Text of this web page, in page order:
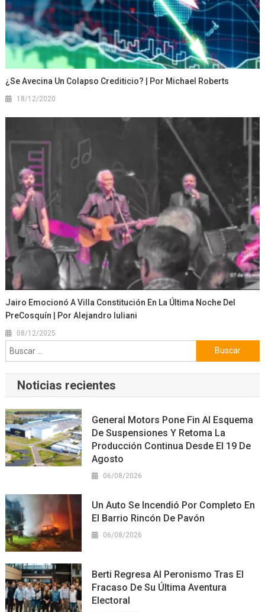
¿Se Avecina Un Colapso Crediticio? | Por Michael Roberts
18/12/2020
Jairo Emocionó A Villa Constitución En La Última Noche Del
PreCosquín | Por Alejandro Iuliani
08/12/2025
Buscar:
Noticias recientes
General Motors Pone Fin Al Esquema
De Suspensiones Y Retoma La
Producción Continua Desde El 19 De
Agosto
06/08/2026
Un Auto Se Incendió Por Completo En
El Barrio Rincón De Pavón
06/08/2026
Berti Regresa Al Peronismo Tras El
Fracaso De Su Última Aventura
Electoral